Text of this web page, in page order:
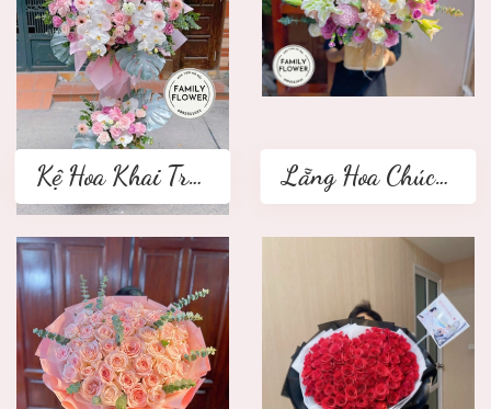
Kệ Hoa Khai Trương 2 tầng Lẵng Hoa Chúc Mừng